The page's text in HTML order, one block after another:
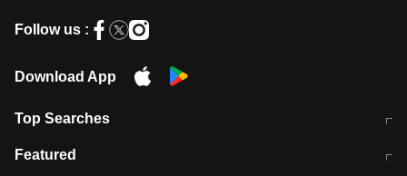
Follow us :
Download App
Top Searches
मुंबई में लगे 'जेन जी' के पोस्टर, लिखा- 'मैं
Featured